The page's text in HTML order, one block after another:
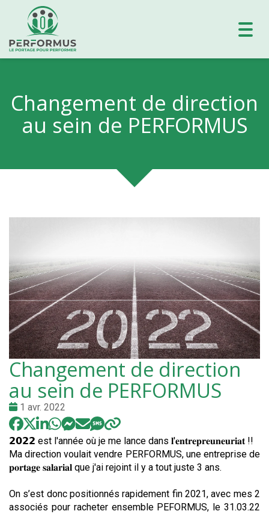
Changement de direction
au sein de PERFORMUS
Changement de direction
au sein de PERFORMUS
Date
:
1 avr. 2022
𝟮𝟬𝟮𝟮 est l'année où je me lance dans 𝐥'𝐞𝐧𝐭𝐫𝐞𝐩𝐫𝐞𝐮𝐧𝐞𝐮𝐫𝐢𝐚𝐭 !!
Ma direction voulait vendre PERFORMUS, une entreprise de
𝐩𝐨𝐫𝐭𝐚𝐠𝐞 𝐬𝐚𝐥𝐚𝐫𝐢𝐚𝐥 que j'ai rejoint il y a tout juste 3 ans.
On s’est donc positionnés rapidement fin 2021, avec mes 2
associés pour racheter ensemble PEFORMUS, le 31.03.22